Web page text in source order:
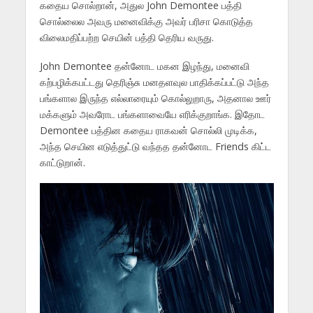
கதைய சொல்றான், அதுல John Demontee பத்தி
சொல்லைல அவரு மனைவிக்கு அவர் பரிசா கொடுத்த
விலைமதிப்பற்ற செயின் பத்தி தெரிய வருது.
John Demontee தன்னோட மகன இழந்து, மனைவி
கற்பழிக்கபட்டது தெரிஞ்சு மனதளவுல பாதிக்கப்பட்டு அந்த
பங்களால இருந்த எல்லாரையும் கொல்லுறாரு, அதனால ஊர்
மக்களும் அவரோட பங்களாவையே எரிக்குறாங்க. இதோட
Demontee பத்தின கதைய ராகவன் சொல்லி முடிக்க,
அந்த செயின எடுத்துட்டு வந்தத தன்னோட Friends கிட்ட
காட்டுறான்.